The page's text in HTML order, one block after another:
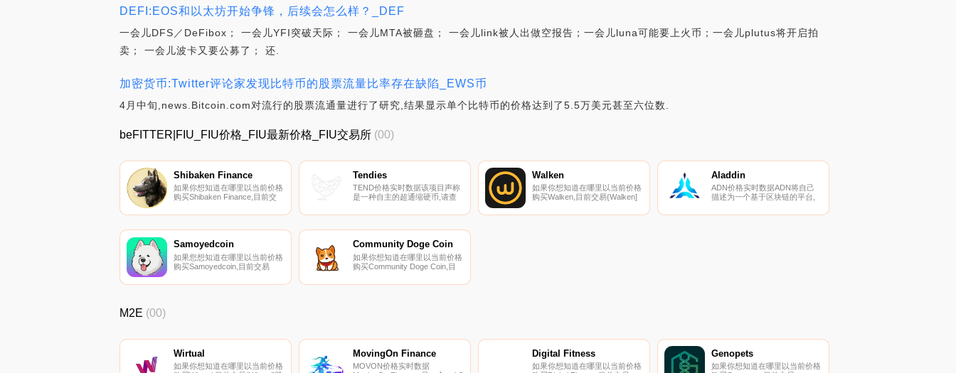
DEFI:EOS和以太坊开始争锋，后续会怎么样？_DEF
一会儿DFS／DeFibox； 一会儿YFI突破天际； 一会儿MTA被砸盘； 一会儿link被人出做空报告；一会儿luna可能要上火币；一会儿plutus将开启拍
卖； 一会儿波卡又要公募了； 还.
加密货币:Twitter评论家发现比特币的股票流量比率存在缺陷_EWS币
4月中旬,news.Bitcoin.com对流行的股票流通量进行了研究,结果显示单个比特币的价格达到了5.5万美元甚至六位数.
beFITTER|FIU_FIU价格_FIU最新价格_FIU交易所 (00)
Shibaken Finance
如果你想知道在哪里以当前价格
购买Shibaken Finance,目前交
级加密货币交易所是
找到其他列表。十八肯首先是一
个社区.
Tendies
TEND价格实时数据该项目声称
是一种自主的超通缩硬币,请查
Walken
如果你想知道在哪里以当前价格
购买Walken,目前交易{Walken]
ByWLKNt、Bitget、Hotcoin
Aladdin
ADN价格实时数据ADN将自己
描述为一个基于区块链的平台,
Samoyedcoin
如果您想知道在哪里以当前价格
购买Samoyedcoin,目前交易
密货币交易所是OKX、Bitrue、
Community Doge Coin
如果你想知道在哪里以当前价格
购买Community Doge Coin,目
股票的顶级加密货币交易所是
M2E (00)
Wirtual
如果你想知道在哪里以当前价格
MovingOn Finance
MOVON价格实时数据
Digital Fitness
如果你想知道在哪里以当前价格
Genopets
如果你想知道在哪里以当前价格